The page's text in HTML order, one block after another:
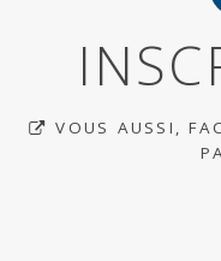
VOUS AUSSI,